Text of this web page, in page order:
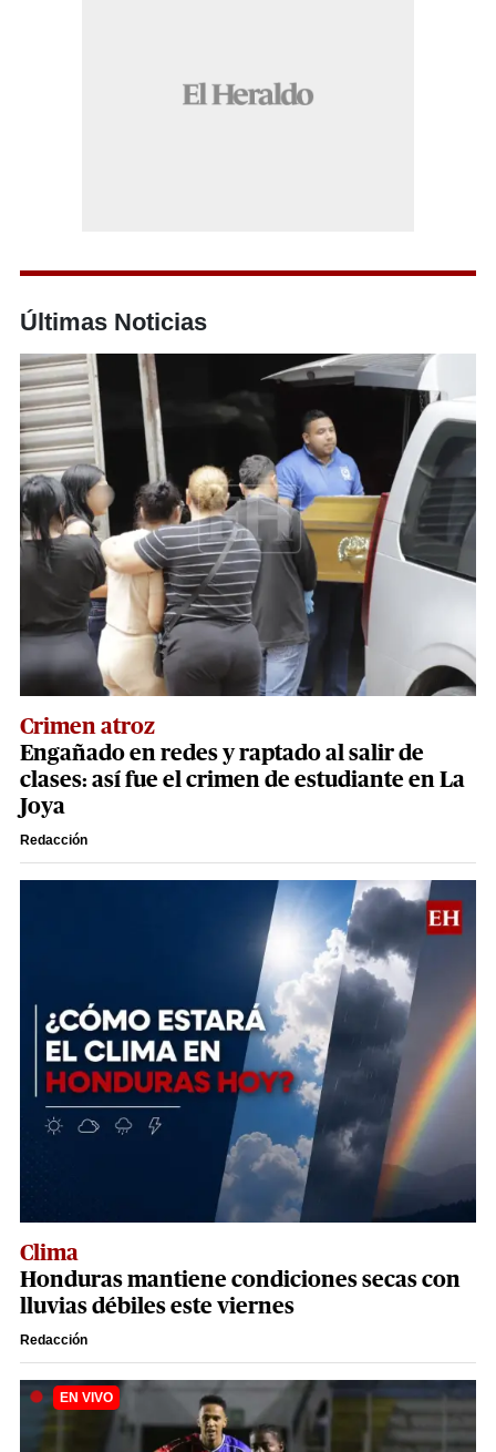
Últimas Noticias
Crimen atroz
Engañado en redes y raptado al salir de
clases: así fue el crimen de estudiante en La
Joya
Redacción
Clima
Honduras mantiene condiciones secas con
lluvias débiles este viernes
Redacción